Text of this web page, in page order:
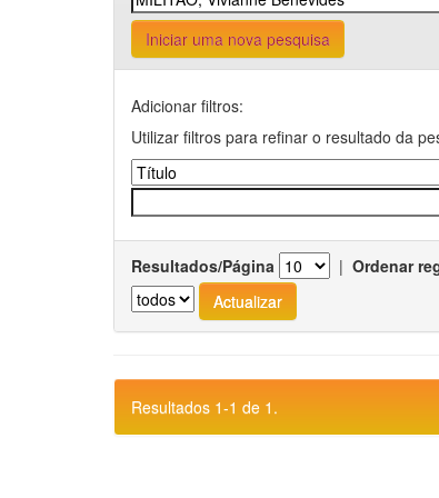
Iniciar uma nova pesquisa
Adicionar filtros:
Utilizar filtros para refinar o resultado da
Resultados/Página | Ordenar
Resultados 1-1 de 1.